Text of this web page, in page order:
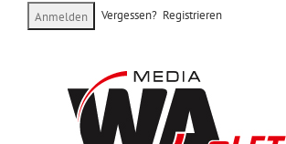
Vergessen? Registrieren